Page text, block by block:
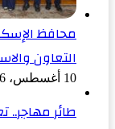
محافظ
التعاون
10 أغسطس، 2026
طائر مهاجر..